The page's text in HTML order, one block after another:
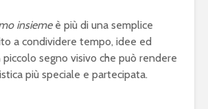
insiemeè più di una semplice
a condividere tempo, idee ed
piccolo segno visivo che può rendere
più speciale e partecipata.